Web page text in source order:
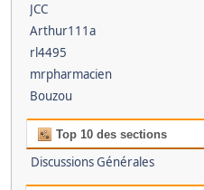
JCC
Arthur111a
rl4495
mrpharmacien
Bouzou
Top 10 des sections
Discussions Générales